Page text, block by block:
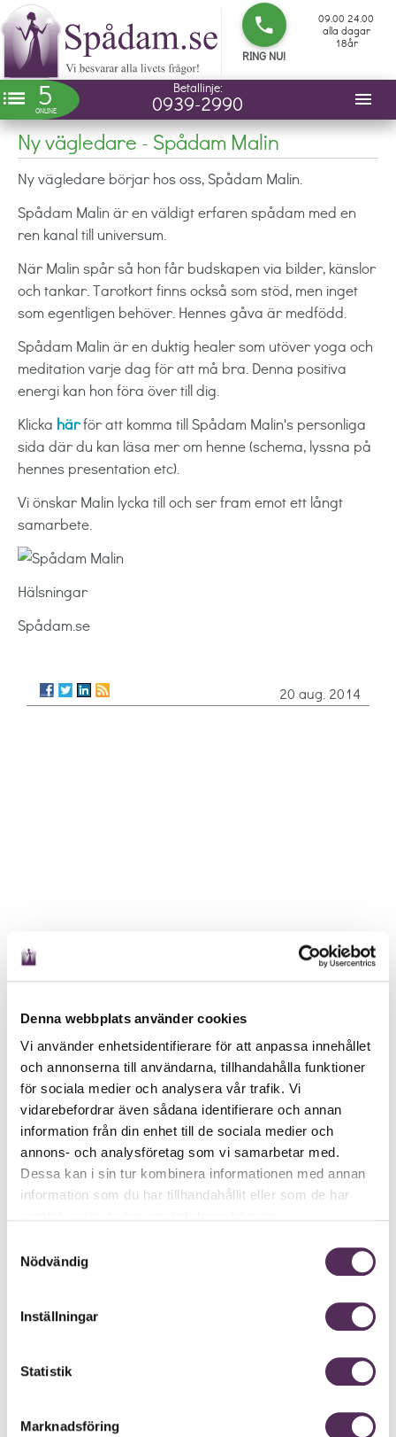
Denna webbplats använder cookies
Vi använder enhetsidentifierare för att anpassa innehållet
och annonserna till användarna, tillhandahålla funktioner
för sociala medier och analysera vår trafik. Vi
vidarebefordrar även sådana identifierare och annan
information från din enhet till de sociala medier och
annons- och analysföretag som vi samarbetar med.
Dessa kan i sin tur kombinera informationen med annan
information som du har tillhandahållit eller som de har
Nödvändig
Inställningar
Statistik
Marknadsföring
phone
RING NU!
09.00 24.00
alla dagar
18år
list 5
ONLINE
Betallinje:
0939-2990 menu
Ny vägledare - Spådam Malin
Ny vägledare börjar hos oss, Spådam Malin.
Spådam Malin är en väldigt erfaren spådam med en
ren kanal till universum.
När Malin spår så hon får budskapen via bilder, känslor
och tankar. Tarotkort finns också som stöd, men inget
som egentligen behöver. Hennes gåva är medfödd.
Spådam Malin är en duktig healer som utöver yoga och
meditation varje dag för att må bra. Denna positiva
energi kan hon föra över till dig.
Klicka härför att komma till Spådam Malin's personliga
sida där du kan läsa mer om henne (schema, lyssna på
hennes presentation etc).
Vi önskar Malin lycka till och ser fram emot ett långt
samarbete.
Hälsningar
Spådam.se
20 aug. 2014